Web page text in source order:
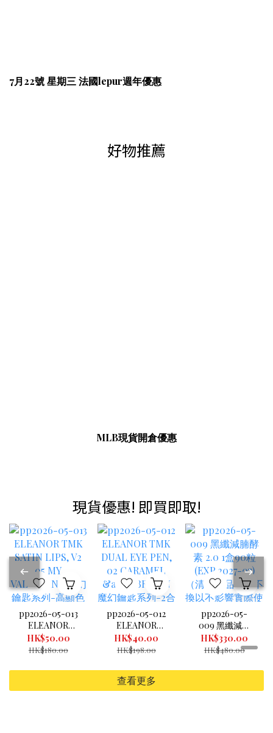
7月22號 星期三 法國lepur週年優惠
好物推薦
MLB現貨開倉優惠
現貨優惠! 即買即取!
pp2026-05-013
ELEANOR
TMK SATIN
LIPS, V2 05 MY
幻鑰匙系列-高
HK$50.00
HK$180.00
pp2026-05-012
ELEANOR
TMK DUAL
EYE PEN, 02
BROWN 魔幻鑰
匙系列-2合1閃
HK$40.00
HK$198.00
pp2026-05-
009 黑纖減腩
酵素 2.0 1盒90
粒 (EXP.2027-
不退不換以不影
HK$330.00
HK$480.00
查看更多